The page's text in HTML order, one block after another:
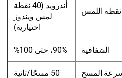
نقطة اللمس
أندرويد (40 نقطة
لمس ويندوز
اختيارية)
الشفافية 90%، حتى 100%
المسح 50 مسحًا/ثانية